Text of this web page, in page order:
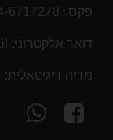
פקס': 6717278
דואר אלקטרוני:
מדיה דיגיטאלית:
עקוב
אחרינו